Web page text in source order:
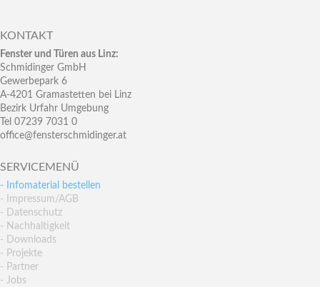
KONTAKT
Fenster und Türen aus Linz:
Schmidinger GmbH
Gewerbepark 6
A-4201 Gramastetten bei Linz
Bezirk Urfahr Umgebung
Tel 07239 7031 0
office@fensterschmidinger.at
SERVICEMENÜ
- Infomaterial bestellen
- Impressum/AGB
- Datenschutz
- Nachhaltigkeit
- Downloads
- Projekte
- Partner
- Jobs